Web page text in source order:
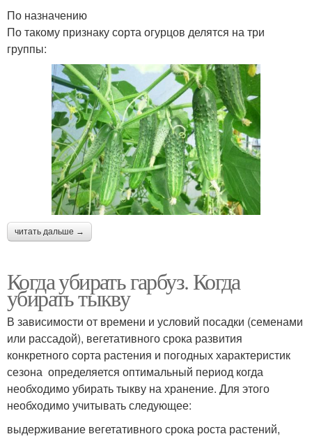
По назначению
По такому признаку сорта огурцов делятся на три
группы:
читать дальше →
Когда убирать гарбуз. Когда
убирать тыкву
В зависимости от времени и условий посадки (семенами
или рассадой), вегетативного срока развития
конкретного сорта растения и погодных характеристик
сезона определяется оптимальный период когда
необходимо убирать тыкву на хранение. Для этого
необходимо учитывать следующее:
выдерживание вегетативного срока роста растений,